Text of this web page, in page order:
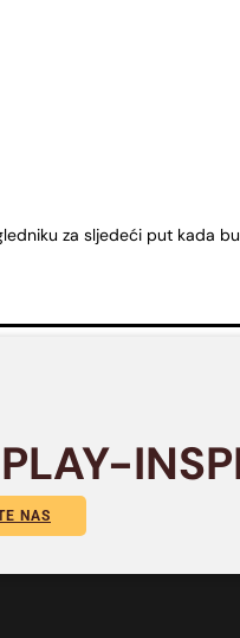
za sljedeći put kada
NAS